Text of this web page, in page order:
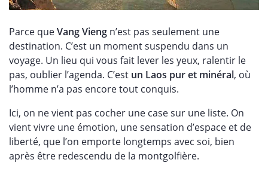
Parce queVang Vieng n’est pas seulement une
destination. C’est un moment suspendu dans un
voyage. Un lieu qui vous fait lever les yeux, ralentir le
pas, oublier l’agenda. C’est un Laos pur et minéral, où
l’homme n’a pas encore tout conquis.
Ici, on ne vient pas cocher une case sur une liste. On
vient vivre une émotion, une sensation d’espace et de
liberté, que l’on emporte longtemps avec soi, bien
après être redescendu de la montgolfière.